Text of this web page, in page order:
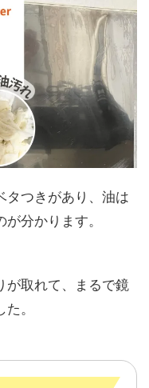
タつきがあり、油は
分かります。
が取れて、まるで鏡
。